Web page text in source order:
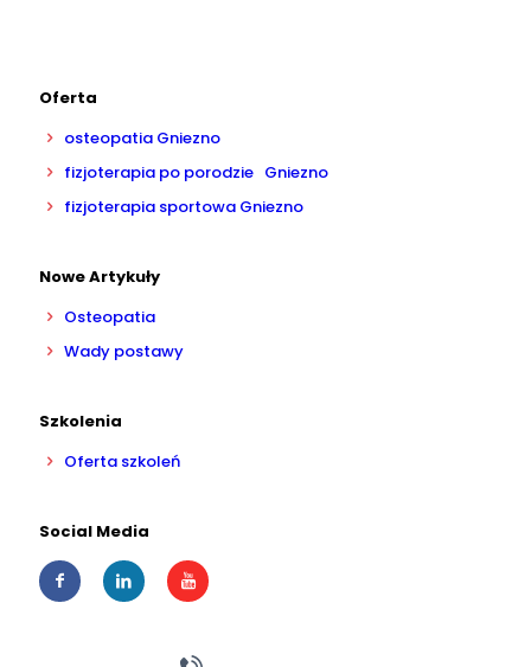
Oferta
osteopatia Gniezno
fizjoterapia po porodzie Gniezno
fizjoterapia sportowa Gniezno
Nowe Artykuły
Osteopatia
Wady postawy
Szkolenia
Oferta szkoleń
Social Media